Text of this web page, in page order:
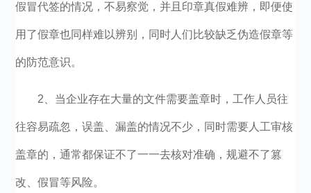
假冒代签的情况，不易察觉，并且印章真假难辨，即便使
用了假章也同样难以辨别，同时人们比较缺乏伪造假章等
的防范意识。
2、当企业存在大量的文件需要盖章时，工作人员往
往容易疏忽，误盖、漏盖的情况不少，同时需要人工审核
盖章的，通常都保证不了一一去核对准确，规避不了篡
改、假冒等风险。